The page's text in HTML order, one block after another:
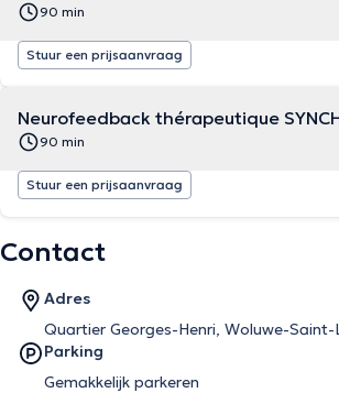
90 min
Stuur een prijsaanvraag
Neurofeedback thérapeutique
90 min
Stuur een prijsaanvraag
Contact
Adres
Quartier Georges-Henri, Woluwe-
Parking
Gemakkelijk parkeren